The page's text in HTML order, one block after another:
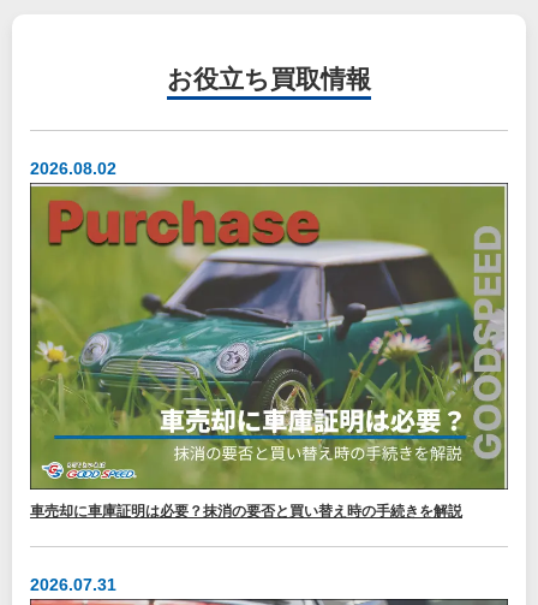
お役立ち 買取情報
2026.08.02
車売却に車庫証明は必要？抹消の要否と買い替え時の手続きを解説
2026.07.31